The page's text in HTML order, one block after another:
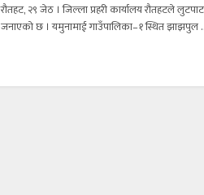
रौतहट, २९ जेठ । जिल्ला प्रहरी कार्यालय रौतहटले
जनाएको छ । यमुनामाई गाउँपालिका–१ स्थित झाझपुल